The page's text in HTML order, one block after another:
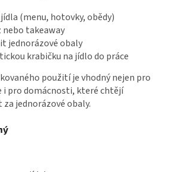
(menu, hotovky, obědy)
takeaway
jednorázové obaly
krabičku na jídlo do práce
použití je vhodný nejen pro
i pro domácnosti, které chtějí
jednorázové obaly.